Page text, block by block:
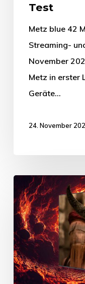
Test
Metz blue 42
Streaming-
November
Metz in erster
Geräte…
24. November